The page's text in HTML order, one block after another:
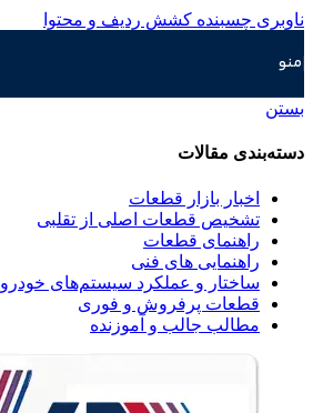
ناوبری چسبنده کشش ردیف و محتوا
منو
بستن
دسته‌بندی مقالات
اخبار بازار قطعات
تشخیص قطعات اصلی از تقلبی
راهنمای قطعات
راهنمایی های فنی
ساختار و عملکرد سیستم‌های خودرو
قطعات پرفروش و فوری
مطالب جالب و آموزنده